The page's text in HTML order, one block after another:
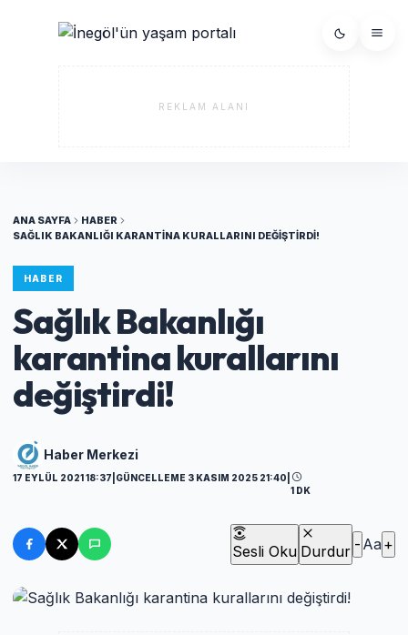
REKLAM ALANI
ANA SAYFA
HABER
SAĞLIK BAKANLIĞI KARANTINA KURALLARINI DEĞIŞTIRDI!
HABER
Sağlık Bakanlığı
karantina kurallarını
değiştirdi!
Haber Merkezi
17 EYLÜL 2021 18:37 GÜNCELLEME 3 KASIM 2025 21:40
1 DK
Sesli Oku Durdur - Aa+